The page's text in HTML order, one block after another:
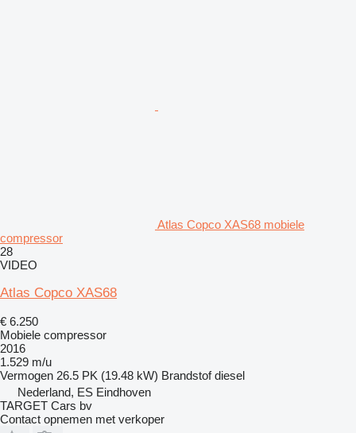
Atlas Copco XAS68 mobiele
compressor
28
VIDEO
Atlas Copco XAS68
€ 6.250
Mobiele compressor
2016
1.529 m/u
Vermogen 26.5 PK (19.48 kW) Brandstof diesel
Nederland, ES Eindhoven
TARGET Cars bv
Contact opnemen met verkoper